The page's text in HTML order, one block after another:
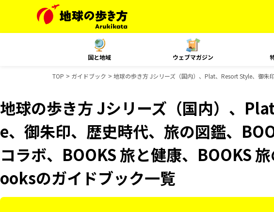
国と地域 ウェブマガジン
TOP ガイドブック 地球の歩き方 Jシリーズ（国内）、Plat、Resort Style、御朱
地球の歩き方 Jシリーズ（国内）、
e、御朱印、歴史時代、旅の図鑑、
コラボ、BOOKS 旅と健康、BOOKS
ooksのガイドブック一覧